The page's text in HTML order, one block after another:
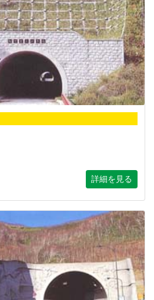
詳細を見る